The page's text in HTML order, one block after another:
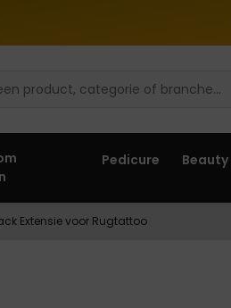
Pedicure Beauty
Extensie voor Rugtattoo